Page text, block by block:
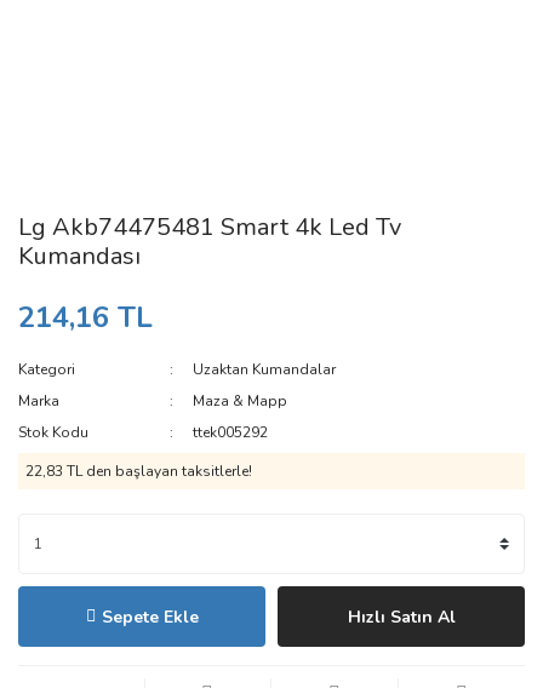
Lg Akb74475481 Smart 4k Led Tv
Kumandası
214,16 TL
Kategori
Uzaktan Kumandalar
Marka
Maza & Mapp
Stok Kodu
ttek005292
22,83 TL den başlayan taksitlerle!
Sepete Ekle Hızlı Satın Al